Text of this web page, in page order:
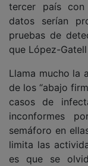
tercer país con
datos serían
pruebas de
que López-
Llama mucho la
de los “abajo
casos de
inconformes
semáforo en
limita las
es que se